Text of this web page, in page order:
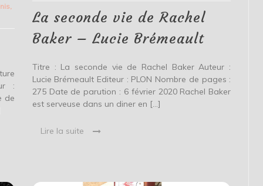
:
de
Baker
–
Brémeault
La seconde vie de Rachel
Baker – Lucie Brémeault
Titre : La seconde vie de Rachel Baker Auteur :
Lucie Brémeault Editeur : PLON Nombre de pages :
275 Date de parution : 6 février 2020 Rachel Baker
est serveuse dans un diner en […]
Lire la suite